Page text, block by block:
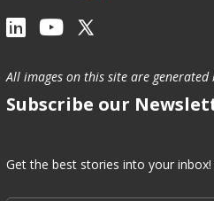
All images on this site are generated
Subscribe our
Get the best stories into your